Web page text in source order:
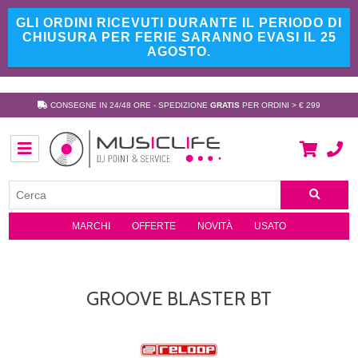
GLI ORDINI RICEVUTI DURANTE IL PERIODO DI
CHIUSURA PER FERIE SARANNO EVASI IL 25
AGOSTO.
CONSEGNE IN 24/48 ORE - SPEDIZIONE GRATIS PER ORDINI > € 299
MARCHI OFFERTE NOVITÀ USATO
GROOVE BLASTER BT